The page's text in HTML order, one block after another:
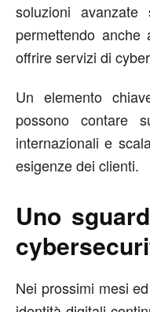
soluzioni
permettendo
offrire servizi di
Un elemento
possono contare
internazionali e
esigenze dei clienti.
Uno
Nei prossimi mesi